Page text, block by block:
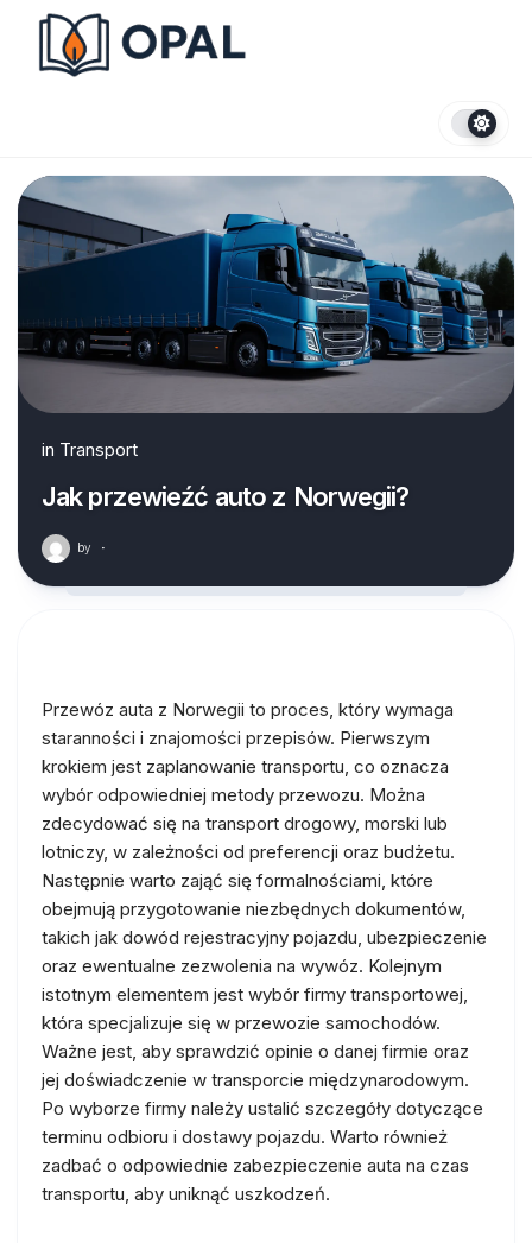
content
in Transport
Jak przewieźć auto z Norwegii?
by ·
Przewóz auta z Norwegii to proces, który wymaga
staranności i znajomości przepisów. Pierwszym
krokiem jest zaplanowanie transportu, co oznacza
wybór odpowiedniej metody przewozu. Można
zdecydować się na transport drogowy, morski lub
lotniczy, w zależności od preferencji oraz budżetu.
Następnie warto zająć się formalnościami, które
obejmują przygotowanie niezbędnych dokumentów,
takich jak dowód rejestracyjny pojazdu, ubezpieczenie
oraz ewentualne zezwolenia na wywóz. Kolejnym
istotnym elementem jest wybór firmy transportowej,
która specjalizuje się w przewozie samochodów.
Ważne jest, aby sprawdzić opinie o danej firmie oraz
jej doświadczenie w transporcie międzynarodowym.
Po wyborze firmy należy ustalić szczegóły dotyczące
terminu odbioru i dostawy pojazdu. Warto również
zadbać o odpowiednie zabezpieczenie auta na czas
transportu, aby uniknąć uszkodzeń.